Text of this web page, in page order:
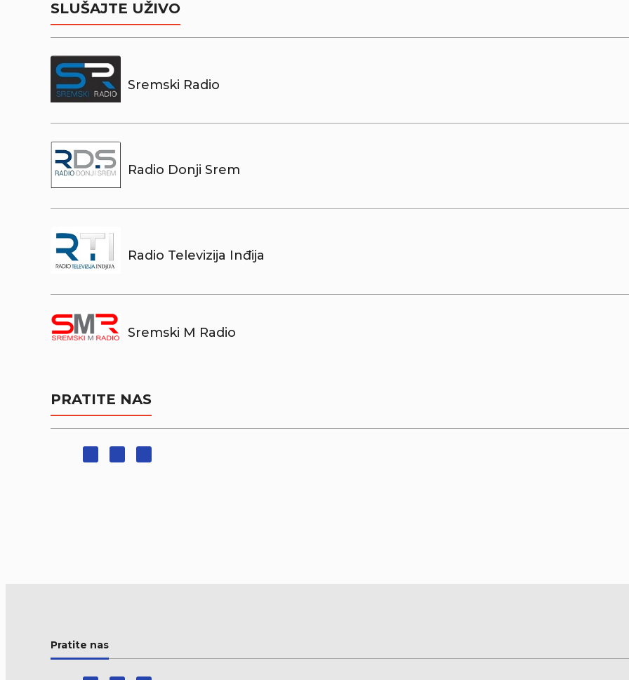
SLUŠAJTE UŽIVO
Sremski Radio
Radio Donji Srem
Radio Televizija Inđija
Sremski M Radio
PRATITE NAS
Pratite nas